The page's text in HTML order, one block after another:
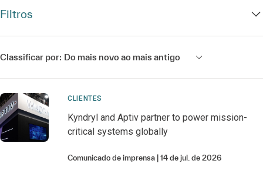
Filtros
Classificar por: Do mais novo ao mais antigo
CLIENTES
Kyndryl and Aptiv partner to power mission-
critical systems globally
Comunicado de imprensa 14 de jul. de 2026